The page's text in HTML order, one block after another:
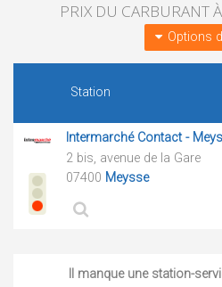
PRIX DU CARBURANT
Options
Station
Intermarché Contact -
2 bis, avenue de la Gare
07400 Meysse
Il manque une station-